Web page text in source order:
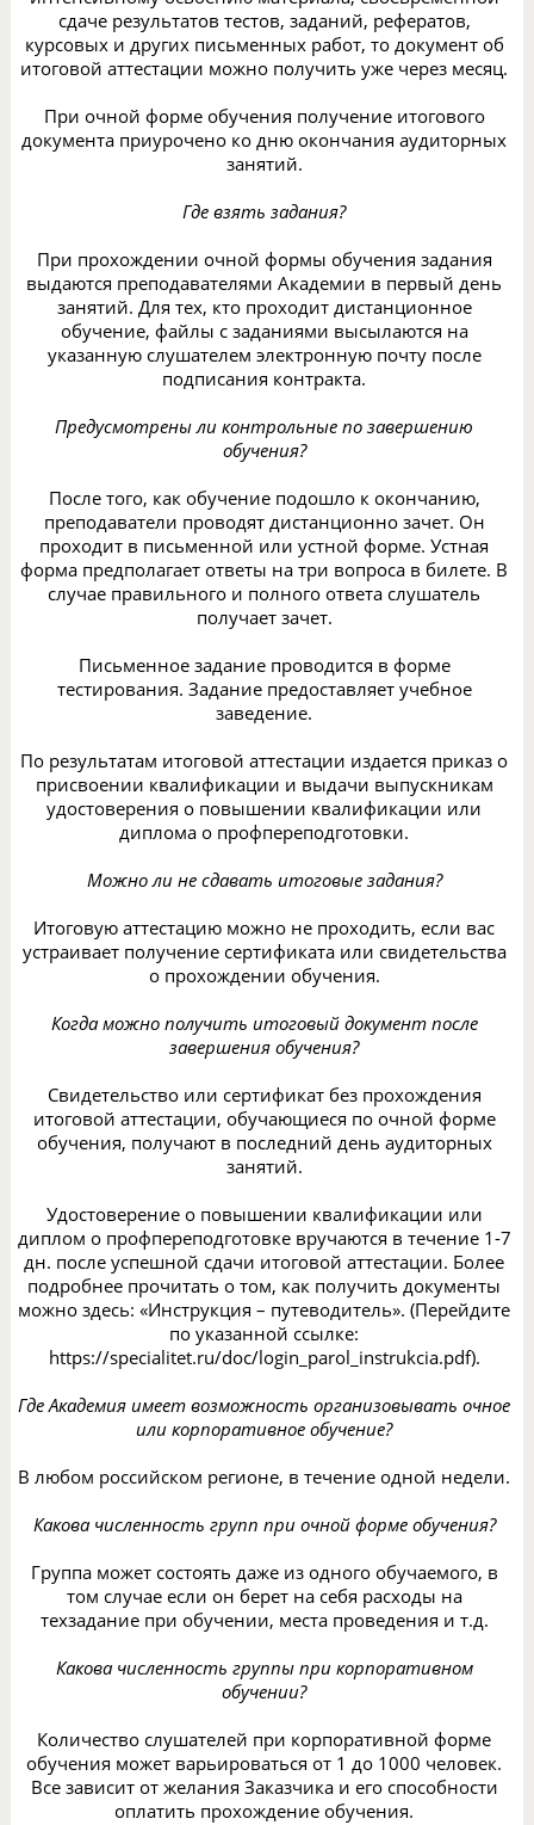
сдаче результатов тестов, заданий, рефератов,
курсовых и других письменных работ, то документ об
итоговой аттестации можно получить уже через месяц.
При очной форме обучения получение итогового
документа приурочено ко дню окончания аудиторных
занятий.
Где взять задания?
При прохождении очной формы обучения задания
выдаются преподавателями Академии в первый день
занятий. Для тех, кто проходит дистанционное
обучение, файлы с заданиями высылаются на
указанную слушателем электронную почту после
подписания контракта.
Предусмотрены ли контрольные по завершению
обучения?
После того, как обучение подошло к окончанию,
преподаватели проводят дистанционно зачет. Он
проходит в письменной или устной форме. Устная
форма предполагает ответы на три вопроса в билете. В
случае правильного и полного ответа слушатель
получает зачет.
Письменное задание проводится в форме
тестирования. Задание предоставляет учебное
заведение.
По результатам итоговой аттестации издается приказ о
присвоении квалификации и выдачи выпускникам
удостоверения о повышении квалификации или
диплома о профпереподготовки.
Можно ли не сдавать итоговые задания?
Итоговую аттестацию можно не проходить, если вас
устраивает получение сертификата или свидетельства
о прохождении обучения.
Когда можно получить итоговый документ после
завершения обучения?
Свидетельство или сертификат без прохождения
итоговой аттестации, обучающиеся по очной форме
обучения, получают в последний день аудиторных
занятий.
Удостоверение о повышении квалификации или
диплом о профпереподготовке вручаются в течение 1-7
дн. после успешной сдачи итоговой аттестации. Более
подробнее прочитать о том, как получить документы
можно здесь: «Инструкция – путеводитель». (Перейдите
по указанной ссылке:
https://specialitet.ru/doc/login_parol_instrukcia.pdf).
Где Академия имеет возможность организовывать очное
или корпоративное обучение?
В любом российском регионе, в течение одной недели.
Какова численность групп при очной форме обучения?
Группа может состоять даже из одного обучаемого, в
том случае если он берет на себя расходы на
техзадание при обучении, места проведения и т.д.
Какова численность группы при корпоративном
обучении?
Количество слушателей при корпоративной форме
обучения может варьироваться от 1 до 1000 человек.
Все зависит от желания Заказчика и его способности
оплатить прохождение обучения.